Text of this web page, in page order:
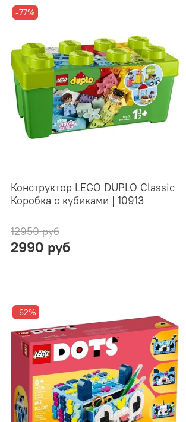
-77%
Конструктор LEGO DUPLO Classic
Коробка с кубиками | 10913
12950 руб
2990 руб
-62%